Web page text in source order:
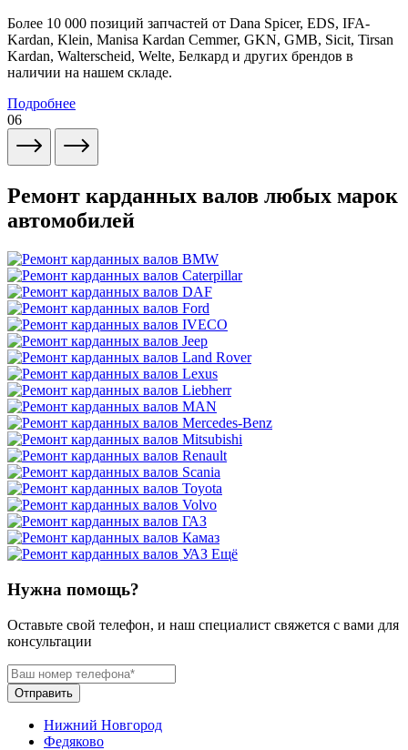
Более 10 000 позиций запчастей от Dana Spicer, EDS, IFA-
Kardan, Klein, Manisa Kardan Cemmer, GKN, GMB, Sicit, Tirsan
Kardan, Walterscheid, Welte, Белкард и других брендов в
наличии на нашем складе.
Подробнее
06
Ремонт карданных валов любых марок
автомобилей
Ещё
Нужна помощь?
Оставьте свой телефон, и наш специалист свяжется с вами для
консультации
Отправить
Нижний Новгород
Федяково